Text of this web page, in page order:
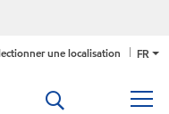
FR
une localisation